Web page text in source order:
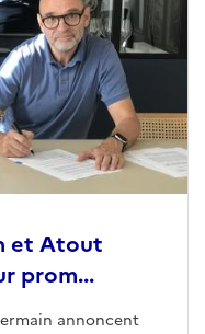
et Atout
prom...
annoncent